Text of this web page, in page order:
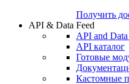
Получить
API & Data Feed
API and Data
API каталог
Готовые
Кастомные